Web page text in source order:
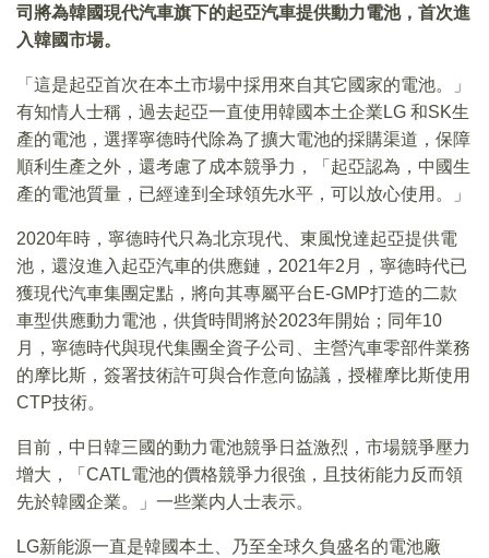
司將為韓國現代汽車旗下的起亞汽車提供動力電池，首次進
入韓國市場。
「這是起亞首次在本土市場中採用來自其它國家的電池。」
有知情人士稱，過去起亞一直使用韓國本土企業LG 和SK生
產的電池，選擇寧德時代除為了擴大電池的採購渠道，保障
順利生產之外，還考慮了成本競爭力，「起亞認為，中國生
產的電池質量，已經達到全球領先水平，可以放心使用。」
2020年時，寧德時代只為北京現代、東風悅達起亞提供電
池，還沒進入起亞汽車的供應鏈，2021年2月，寧德時代已
獲現代汽車集團定點，將向其專屬平台E-GMP打造的二款
車型供應動力電池，供貨時間將於2023年開始；同年10
月，寧德時代與現代集團全資子公司、主營汽車零部件業務
的摩比斯，簽署技術許可與合作意向協議，授權摩比斯使用
CTP技術。
目前，中日韓三國的動力電池競爭日益激烈，市場競爭壓力
增大，「CATL電池的價格競爭力很強，且技術能力反而領
先於韓國企業。」一些業内人士表示。
LG新能源一直是韓國本土、乃至全球久負盛名的電池廠